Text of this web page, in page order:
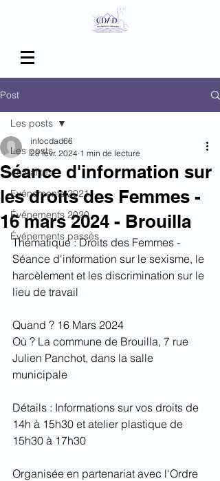
Post
Les posts
Actualités
Evénements 2021
Événements 2020
Événements passés
Les posts
Séance d'information sur
les droits des Femmes -
16 mars 2024 - Brouilla
infocdad66
28 févr. 2024 1 min de lecture
Thématique : Droits des Femmes -
Séance d'information sur le sexisme, le
harcèlement et les discrimination sur le
lieu de travail
Quand ? 16 Mars 2024
Où ? La commune de Brouilla, 7 rue
Julien Panchot, dans la salle
municipale
Détails : Informations sur vos droits de
14h à 15h30 et atelier plastique de
15h30 à 17h30
Organisée en partenariat avec l'Ordre